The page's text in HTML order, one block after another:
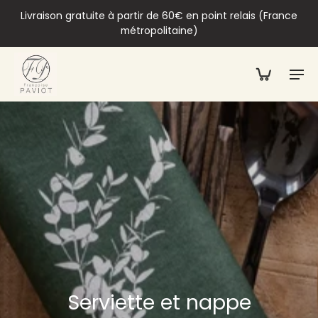
Livraison gratuite à partir de 60€ en point relais (France
métropolitaine)
Serviette et nappe